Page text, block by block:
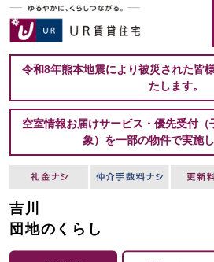
令和8年熊本地震により被災された皆
たします。
空室情報お届けサービス・優先受付
象）を一部の物件で実施し
吉川
団地のくらし